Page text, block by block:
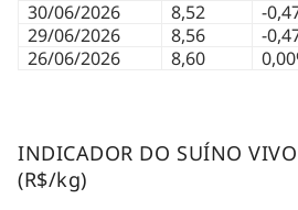
30/06/2026
8,52 -
29/06/2026
8,56 -
26/06/2026
8,60
INDICADOR DO SUÍNO VIVO
(R$/kg)